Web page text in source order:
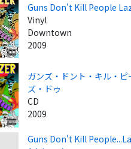
Guns Don't Kill People
Vinyl
Downtown
2009
ガンズ・ドント・キル・ピ
ズ・ドゥ
CD
2009
Guns Don't Kill